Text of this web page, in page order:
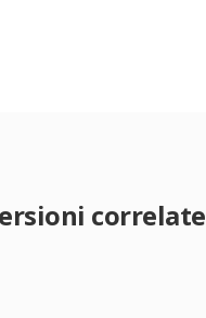
correlate